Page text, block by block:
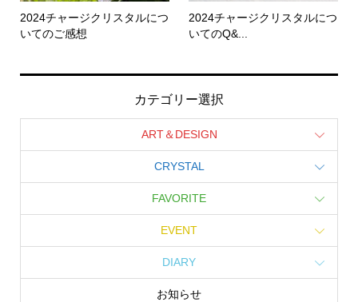
2024チャージクリスタルにつ
いてのご感想
2024チャージクリスタルにつ
いてのQ&...
カテゴリー選択
ART＆DESIGN
CRYSTAL
FAVORITE
EVENT
DIARY
お知らせ